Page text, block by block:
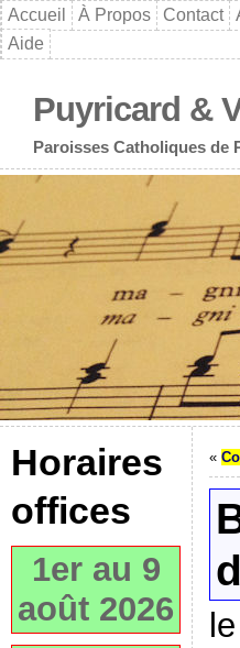
Accueil À Propos Contact
Aide
Puyricard &
Paroisses Catholiques de
Horaires
offices
1er au 9
août 2026
«